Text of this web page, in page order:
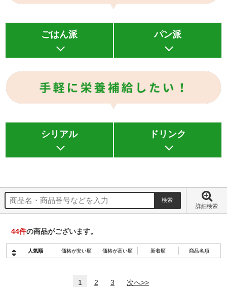
ごはん派 パン派
シリアル ドリンク
詳細検索
44件の商品がございます。
人気順 価格が安い順 価格が高い順 新着順 商品名順
1 2 3 次へ>>